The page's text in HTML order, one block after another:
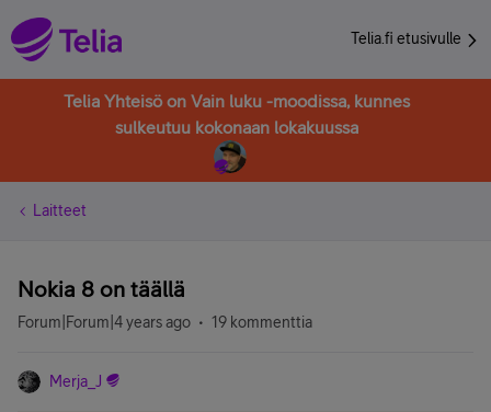
Telia.fi etusivulle
Telia Yhteisö on Vain luku -moodissa, kunnes
sulkeutuu kokonaan lokakuussa
Laitteet
Nokia 8 on täällä
Forum|Forum|4 years ago 19 kommenttia
Merja_J